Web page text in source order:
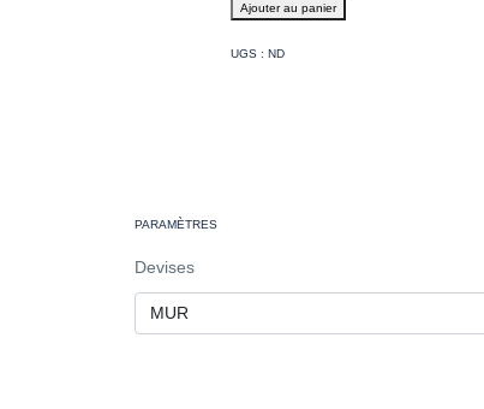
Ajouter au panier
UGS : ND
PARAMÈTRES
Devises